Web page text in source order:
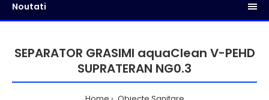
Noutati
SEPARATOR GRASIMI aquaClean V-PEHD
SUPRATERAN NG0.3